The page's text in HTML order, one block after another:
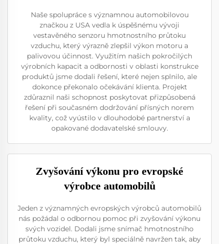
Naše spolupráce s významnou automobilovou
značkou z USA vedla k úspěšnému vývoji
vestavěného senzoru hmotnostního průtoku
vzduchu, který výrazně zlepšil výkon motoru a
palivovou účinnost. Využitím našich pokročilých
výrobních kapacit a odbornosti v oblasti konstrukce
produktů jsme dodali řešení, které nejen splnilo, ale
dokonce překonalo očekávání klienta. Projekt
zdůraznil naši schopnost poskytovat přizpůsobená
řešení při současném dodržování přísných norem
kvality, což vyústilo v dlouhodobé partnerství a
opakované dodavatelské smlouvy.
Zvyšování výkonu pro evropské
výrobce automobilů
Jeden z významných evropských výrobců automobilů
nás požádal o odbornou pomoc při zvyšování výkonu
svých vozidel. Dodali jsme snímač hmotnostního
průtoku vzduchu, který byl speciálně navržen tak, aby